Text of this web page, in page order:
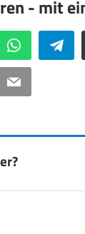
WhatsApp
Email